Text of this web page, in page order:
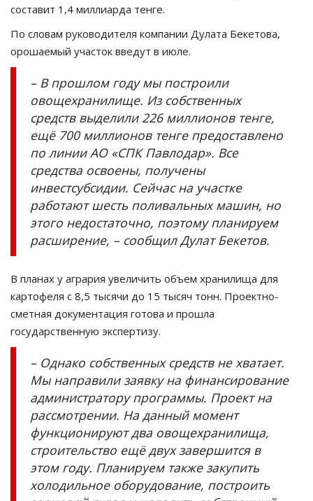
составит 1,4 миллиарда тенге.
По словам руководителя компании Дулата Бекетова,
орошаемый участок введут в июле.
– В прошлом году мы построили
овощехранилище. Из собственных
средств выделили 226 миллионов тенге,
ещё 700 миллионов тенге предоставлено
по линии АО «СПК Павлодар». Все
средства освоены, получены
инвестсубсидии. Сейчас на участке
работают шесть поливальных машин, но
этого недостаточно, поэтому планируем
расширение, – сообщил Дулат Бекетов.
В планах у агрария увеличить объем хранилища для
картофеля с 8,5 тысячи до 15 тысяч тонн. Проектно-
сметная документация готова и прошла
государственную экспертизу.
– Однако собственных средств не хватает.
Мы направили заявку на финансирование
администратору программы. Проект на
рассмотрении. На данный момент
функционируют два овощехранилища,
строительство ещё двух завершится в
этом году. Планируем также закупить
холодильное оборудование, построить